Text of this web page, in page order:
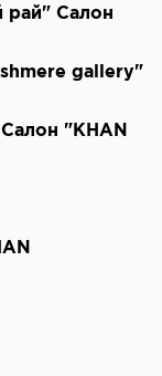
рай" Салон
gallery"
"KHAN